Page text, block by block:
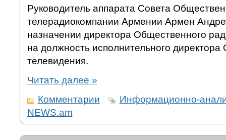
Руководитель аппарата Совета
телерадиокомпании Армении Армен
назначении директора Общественного
на должность исполнительного
телевидения.
Читать далее »
Комментарии
Информационно-
NEWS.am